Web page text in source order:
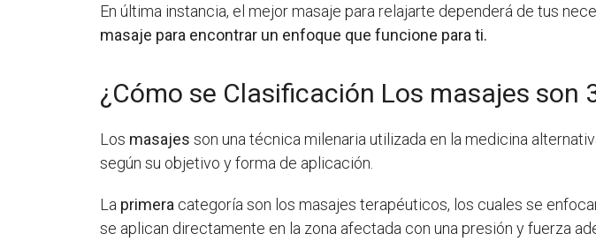
En última instancia, el mejor masaje para relajarte dependerá de tus
masaje para encontrar un enfoque que funcione para ti.
¿Cómo se Clasificación Los masajes son
Los masajes son una técnica milenaria utilizada en la medicina
según su objetivo y forma de aplicación.
La primera categoría son los masajes terapéuticos, los cuales se
se aplican directamente en la zona afectada con una presión y fuerza